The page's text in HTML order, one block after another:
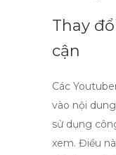
Thay
cận
Các
vào nội
sử dụng
xem. Điều